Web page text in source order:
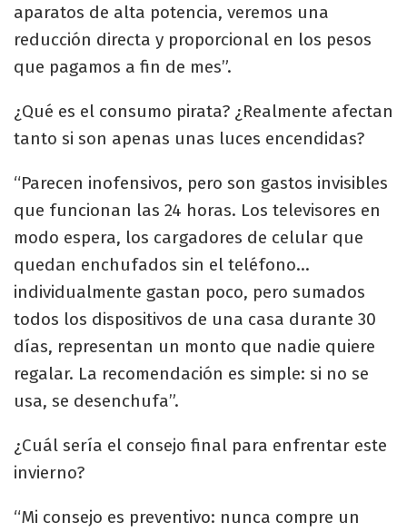
aparatos de alta potencia, veremos una
reducción directa y proporcional en los pesos
que pagamos a fin de mes”.
¿Qué es el consumo pirata? ¿Realmente afectan
tanto si son apenas unas luces encendidas?
“Parecen inofensivos, pero son gastos invisibles
que funcionan las 24 horas. Los televisores en
modo espera, los cargadores de celular que
quedan enchufados sin el teléfono…
individualmente gastan poco, pero sumados
todos los dispositivos de una casa durante 30
días, representan un monto que nadie quiere
regalar. La recomendación es simple: si no se
usa, se desenchufa”.
¿Cuál sería el consejo final para enfrentar este
invierno?
“Mi consejo es preventivo: nunca compre un